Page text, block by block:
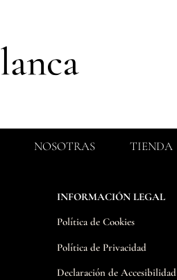
NOSOTRAS TIENDA
INFORMACIÓN LEGAL
Política de Cookies
Política de Privacidad
Declaración de Accesibilidad